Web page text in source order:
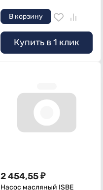
В корзину
Купить в 1 клик
2 454,55₽
Насос масляный ISBE